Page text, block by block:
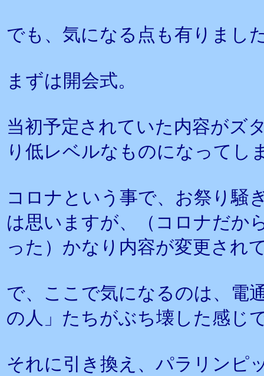
でも、気になる点も有りまし
まずは開会式。
当初予定されていた内容がズ
り低レベルなものになってし
コロナという事で、お祭り騒
は思いますが、（コロナだか
った）かなり内容が変更され
で、ここで気になるのは、電
の人」たちがぶち壊した感じ
それに引き換え、パラリンピ